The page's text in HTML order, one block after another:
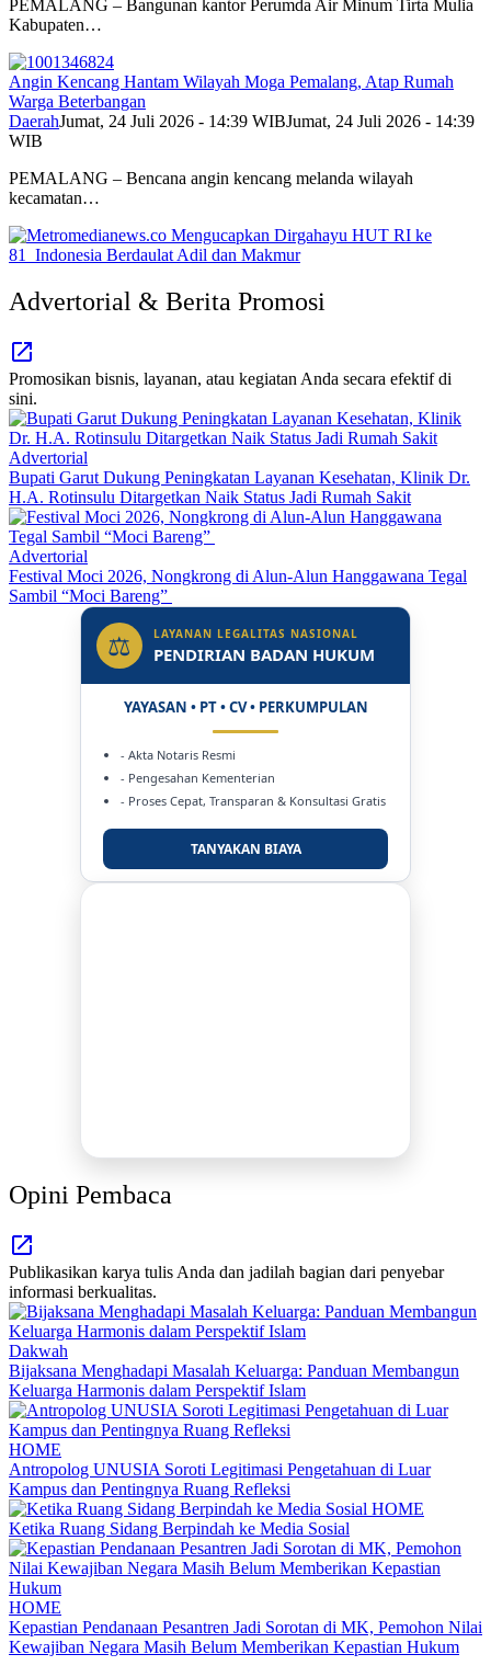
PEMALANG – Bangunan kantor Perumda Air Minum Tirta Mulia
Kabupaten…
Angin Kencang Hantam Wilayah Moga Pemalang, Atap Rumah
Warga Beterbangan
DaerahJumat, 24 Juli 2026 - 14:39 WIBJumat, 24 Juli 2026 - 14:39
WIB
PEMALANG – Bencana angin kencang melanda wilayah
kecamatan…
Advertorial & Berita Promosi
Promosikan bisnis, layanan, atau kegiatan Anda secara efektif di
sini.
Advertorial
Bupati Garut Dukung Peningkatan Layanan Kesehatan, Klinik Dr.
H.A. Rotinsulu Ditargetkan Naik Status Jadi Rumah Sakit
Advertorial
Festival Moci 2026, Nongkrong di Alun-Alun Hanggawana Tegal
Sambil “Moci Bareng”
⚖ LAYANAN LEGALITAS NASIONAL
PENDIRIAN BADAN HUKUM
YAYASAN • PT • CV • PERKUMPULAN
- Akta Notaris Resmi
- Pengesahan Kementerian
- Proses Cepat, Transparan & Konsultasi Gratis
TANYAKAN BIAYA
Opini Pembaca
Publikasikan karya tulis Anda dan jadilah bagian dari penyebar
informasi berkualitas.
Dakwah
Bijaksana Menghadapi Masalah Keluarga: Panduan Membangun
Keluarga Harmonis dalam Perspektif Islam
HOME
Antropolog UNUSIA Soroti Legitimasi Pengetahuan di Luar
Kampus dan Pentingnya Ruang Refleksi
HOME
Ketika Ruang Sidang Berpindah ke Media Sosial
HOME
Kepastian Pendanaan Pesantren Jadi Sorotan di MK, Pemohon Nilai
Kewajiban Negara Masih Belum Memberikan Kepastian Hukum